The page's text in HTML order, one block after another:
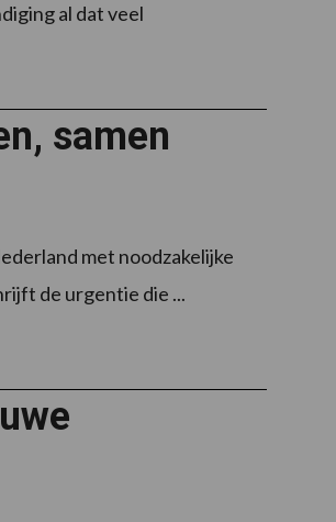
al dat veel
samen
met noodzakelijke
de urgentie die ...